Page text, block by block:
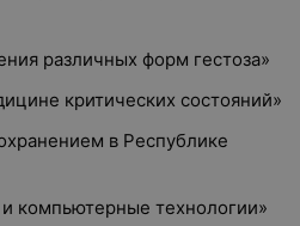
различных форм гестоза»
критических состояний»
в Республике
компьютерные технологии»